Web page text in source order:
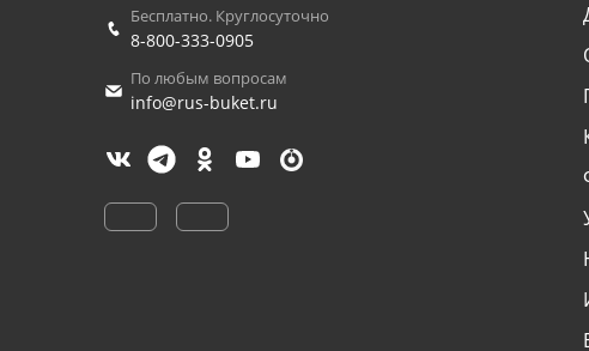
Бесплатно. Круглосуточно
8-800-333-0905
По любым вопросам
info@rus-buket.ru